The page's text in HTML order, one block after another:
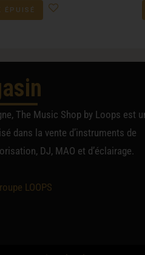
ÉPUISÉ
The Music Shop by Loops est
dans la vente d’instruments de
DJ, MAO et d’éclairage.
LOOPS